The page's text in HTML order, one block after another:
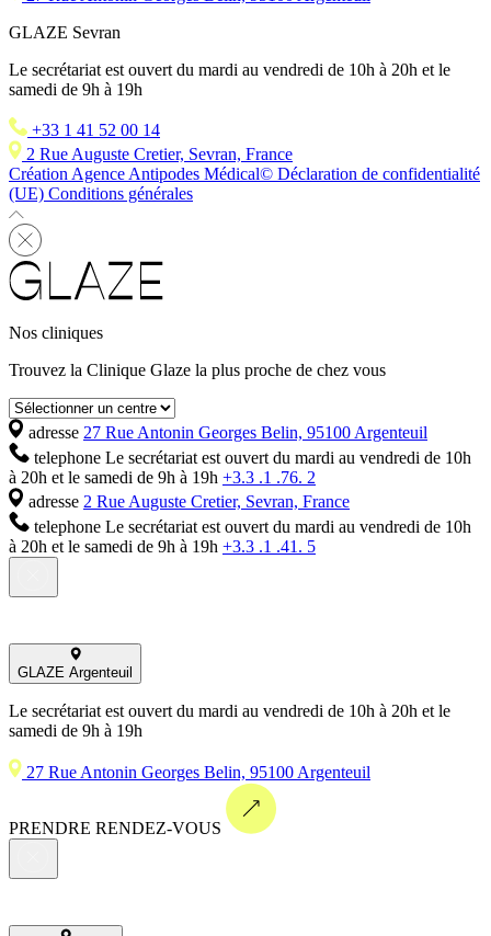
GLAZE Sevran
Le secrétariat est ouvert du mardi au vendredi de 10h à 20h et le
samedi de 9h à 19h
+33 1 41 52 00 14
2 Rue Auguste Cretier, Sevran, France
Création Agence Antipodes Médical© Déclaration de confidentialité
(UE) Conditions générales
Nos cliniques
Trouvez la Clinique Glaze la plus proche de chez vous
adresse 27 Rue Antonin Georges Belin, 95100 Argenteuil
telephone Le secrétariat est ouvert du mardi au vendredi de 10h
à 20h et le samedi de 9h à 19h +3.3 .1 .76. 2
adresse 2 Rue Auguste Cretier, Sevran, France
telephone Le secrétariat est ouvert du mardi au vendredi de 10h
à 20h et le samedi de 9h à 19h +3.3 .1 .41. 5
GLAZE Argenteuil
Le secrétariat est ouvert du mardi au vendredi de 10h à 20h et le
samedi de 9h à 19h
27 Rue Antonin Georges Belin, 95100 Argenteuil
PRENDRE RENDEZ-VOUS